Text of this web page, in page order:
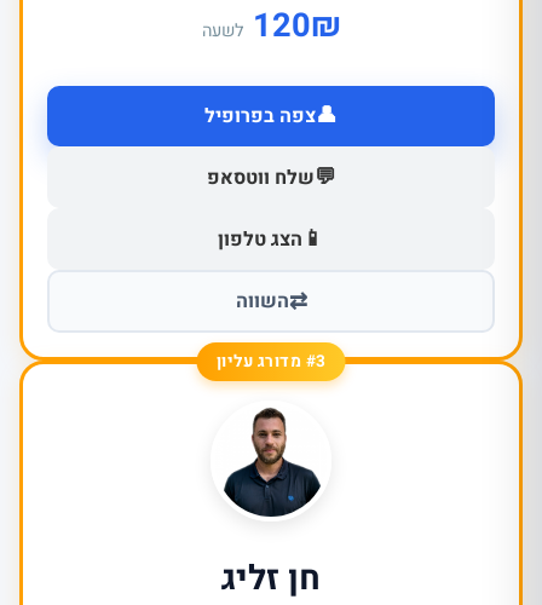
₪
120 לשעה
👤צפה בפרופיל
💬שלח ווטסאפ
📱 הצג טלפון
⇄השווה
#3 מדורג עליון
חן זליג